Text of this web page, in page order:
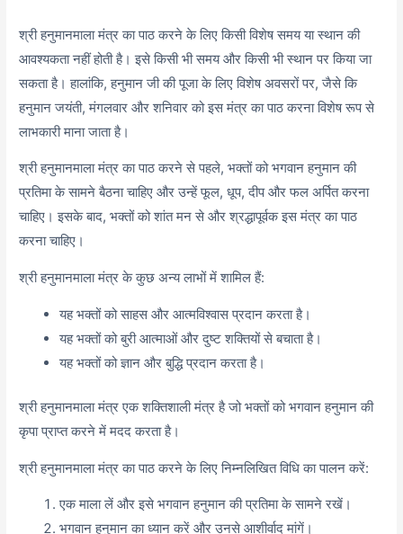
श्री हनुमानमाला मंत्र का पाठ करने के लिए किसी विशेष समय या स्थान की
आवश्यकता नहीं होती है। इसे किसी भी समय और किसी भी स्थान पर किया जा
सकता है। हालांकि, हनुमान जी की पूजा के लिए विशेष अवसरों पर, जैसे कि
हनुमान जयंती, मंगलवार और शनिवार को इस मंत्र का पाठ करना विशेष रूप से
लाभकारी माना जाता है।
श्री हनुमानमाला मंत्र का पाठ करने से पहले, भक्तों को भगवान हनुमान की
प्रतिमा के सामने बैठना चाहिए और उन्हें फूल, धूप, दीप और फल अर्पित करना
चाहिए। इसके बाद, भक्तों को शांत मन से और श्रद्धापूर्वक इस मंत्र का पाठ
करना चाहिए।
श्री हनुमानमाला मंत्र के कुछ अन्य लाभों में शामिल हैं:
यह भक्तों को साहस और आत्मविश्वास प्रदान करता है।
यह भक्तों को बुरी आत्माओं और दुष्ट शक्तियों से बचाता है।
यह भक्तों को ज्ञान और बुद्धि प्रदान करता है।
श्री हनुमानमाला मंत्र एक शक्तिशाली मंत्र है जो भक्तों को भगवान हनुमान की
कृपा प्राप्त करने में मदद करता है।
श्री हनुमानमाला मंत्र का पाठ करने के लिए निम्नलिखित विधि का पालन करें:
एक माला लें और इसे भगवान हनुमान की प्रतिमा के सामने रखें।
भगवान हनुमान का ध्यान करें और उनसे आशीर्वाद मांगें।